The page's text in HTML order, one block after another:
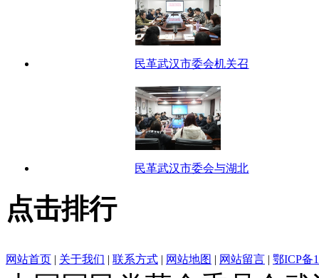
民革武汉市委会机关召
民革武汉市委会与湖北
点击排行
网站首页 | 关于我们 | 联系方式 | 网站地图 | 网站留言 | 鄂ICP备